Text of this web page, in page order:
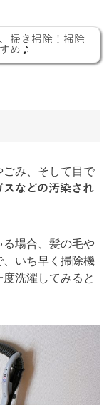
掃き掃除！掃除
め♪
み、そして目で
スなどの汚染され
場合、髪の毛や
いち早く掃除機
洗濯してみると